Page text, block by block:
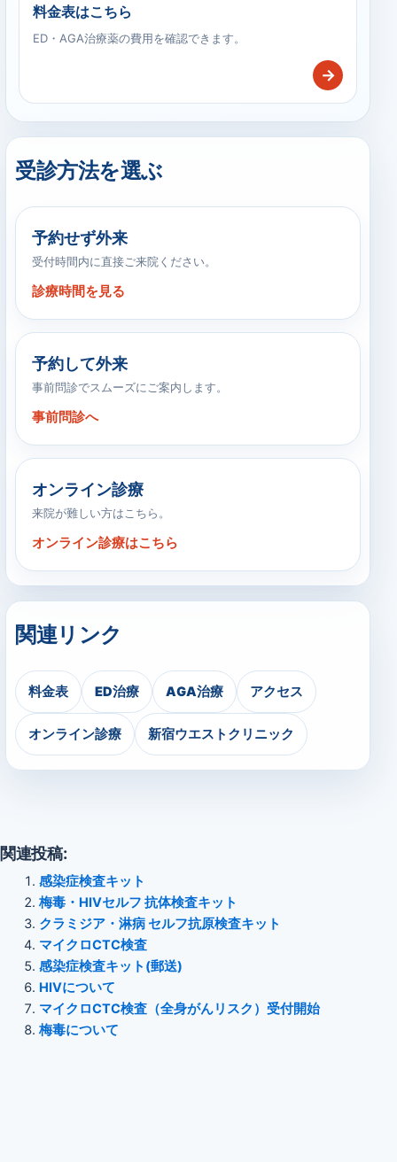
料金表はこちら
ED・AGA治療薬の費用を確認できます。
→
受診方法を選ぶ
予約せず外来
受付時間内に直接ご来院ください。
診療時間を見る
予約して外来
事前問診でスムーズにご案内します。
事前問診へ
オンライン診療
来院が難しい方はこちら。
オンライン診療はこちら
関連リンク
料金表 ED治療 AGA治療 アクセス
オンライン診療 新宿ウエストクリニック
関連投稿:
感染症検査キット
梅毒・HIVセルフ 抗体検査キット
クラミジア・淋病 セルフ抗原検査キット
マイクロCTC検査
感染症検査キット(郵送)
HIVについて
マイクロCTC検査（全身がんリスク）受付開始
梅毒について